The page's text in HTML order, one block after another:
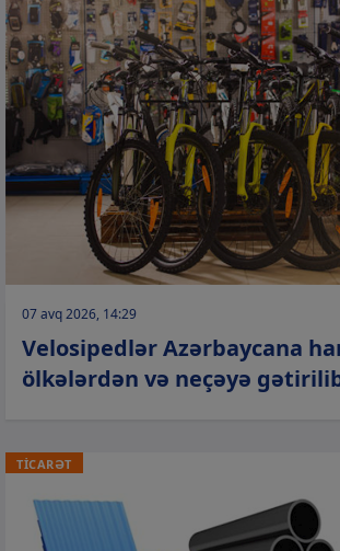
07 avq 2026, 14:29
Velosipedlər Azərbaycana
ölkələrdən və neçəyə
TİCARƏT